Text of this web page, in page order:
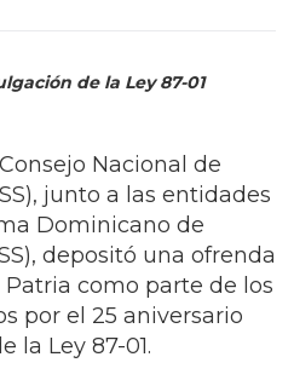
de la Ley 87-01
Nacional de
junto a las entidades
Dominicano de
depositó una ofrenda
como parte de los
por el 25 aniversario
la Ley 87-01.